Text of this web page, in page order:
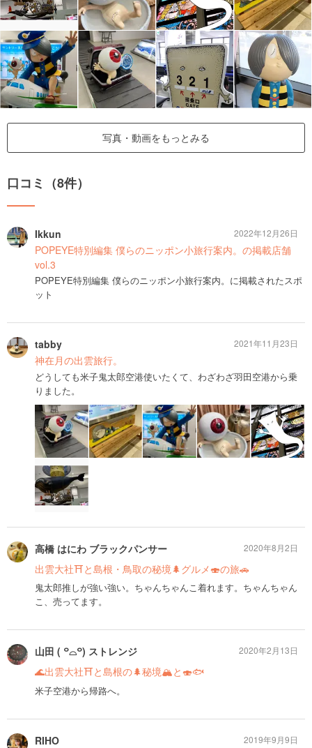
写真・動画をもっとみる
口コミ（8件）
Ikkun
POPEYE特別編集 僕らのニッポン小旅行案内。の掲載店舗
vol.3
POPEYE特別編集 僕らのニッポン小旅行案内。に掲載されたスポ
ット
2022年12月26日
tabby
神在月の出雲旅行。
どうしても米子鬼太郎空港使いたくて、わざわざ羽田空港から乗
りました。
2021年11月23日
高橋 はにわ ブラックパンサー
出雲大社⛩と島根・鳥取の秘境🌲グルメ🍣の旅🚗
鬼太郎推しが強い強い。ちゃんちゃんこ着れます。ちゃんちゃん
こ、売ってます。
2020年8月2日
山田 ( ꒪⌓꒪) ストレンジ
🌊出雲大社⛩と島根の🌲秘境🏔と🍣🐟
米子空港から帰路へ。
2020年2月13日
RIHO
2019年9月9日